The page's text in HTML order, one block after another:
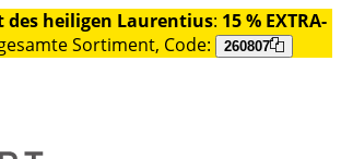
des heiligen Laurentius: 15 % EXTRA-
Sortiment, Code: 260807